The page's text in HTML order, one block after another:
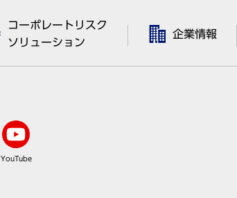
コーポレートリスク
ソリューション
企業情報
YouTube